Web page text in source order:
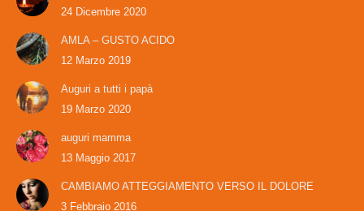
24 Dicembre 2020
AMLA – GUSTO ACIDO
12 Marzo 2019
Auguri a tutti i papà
19 Marzo 2020
auguri mamma
13 Maggio 2017
CAMBIAMO ATTEGGIAMENTO VERSO IL DOLORE
3 Febbraio 2016